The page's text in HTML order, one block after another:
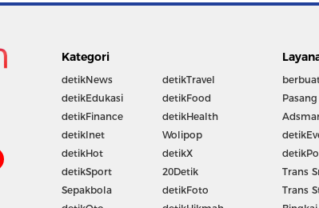
Kategori
detikNews
detikEdukasi
detikFinance
detikInet
detikHot
detikSport
Sepakbola
detikTravel
detikFood
detikHealth
Wolipop
detikX
20Detik
detikFoto
Trans
Trans